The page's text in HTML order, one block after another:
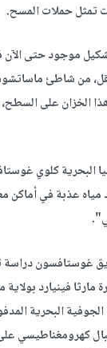
تمثل حملات المسح.
موجود حتى الآن
من شاطئ
الخزان على
البحرية كلوي
عذبة في أماكن
غوستافسون دراسة
مارثا فينيارد
البحرية
كهرومغناطيسي